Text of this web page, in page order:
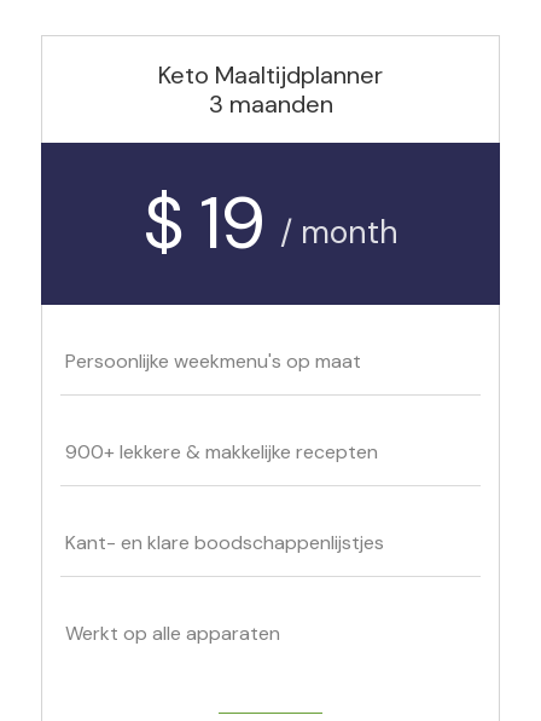
Keto Maaltijdplanner
3 maanden
$ 19 / month
Persoonlijke weekmenu's op maat
900+ lekkere & makkelijke recepten
Kant- en klare boodschappenlijstjes
Werkt op alle apparaten